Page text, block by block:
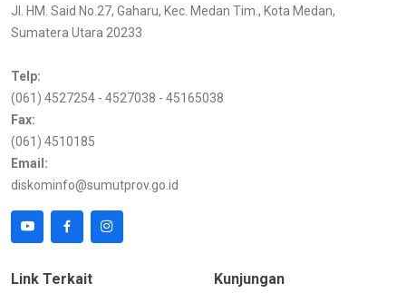
Jl. HM. Said No.27, Gaharu, Kec. Medan Tim., Kota Medan,
Sumatera Utara 20233
Telp:
(061) 4527254 - 4527038 - 45165038
Fax:
(061) 4510185
Email:
diskominfo@sumutprov.go.id
Link Terkait Kunjungan